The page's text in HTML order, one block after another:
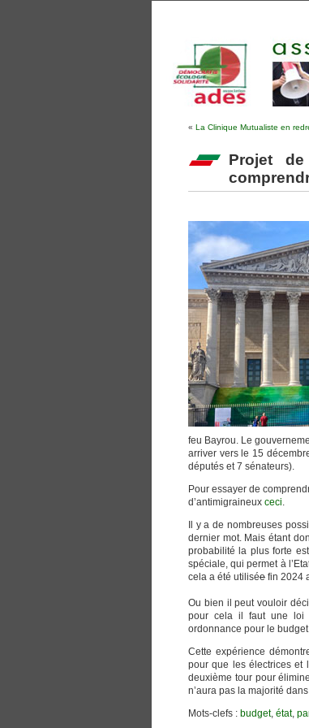
« La Clinique Mutualiste en
Projet
feu Bayrou. Le
arriver vers le 15
députés et 7 sénateurs).
Pour essayer de
d’antimigraineux ceci.
Il y a de nombreuses
dernier mot. Mais étant
probabilité la plus forte
spéciale, qui permet à
cela a été utilisée fin 2024
Ou bien il peut vouloir
pour cela il faut une loi
ordonnance pour le
Cette expérience
pour que les électrices et
deuxième tour pour
n’aura pas la majorité
Mots-clefs : budget, état,